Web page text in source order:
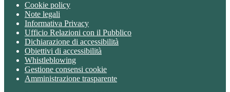
Cookie policy
Note legali
Informativa Privacy
Ufficio Relazioni con il Pubblico
Dichiarazione di accessibilità
Obiettivi di accessibilità
Whistleblowing
Gestione consensi cookie
Amministrazione trasparente